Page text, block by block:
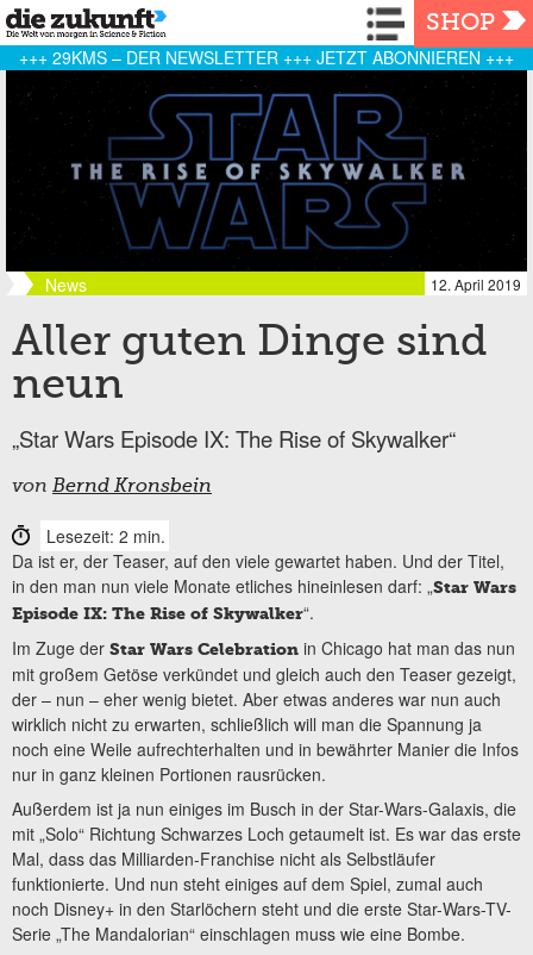
Navigation
SHOP
+++ 29KMS – DER NEWSLETTER +++ JETZT ABONNIEREN +++
News 12. April 2019
Aller guten Dinge sind
neun
„Star Wars Episode IX: The Rise of Skywalker“
von Bernd Kronsbein
Lesezeit: 2 min.
Da ist er, der Teaser, auf den viele gewartet haben. Und der Titel,
in den man nun viele Monate etliches hineinlesen darf: „Star Wars
Episode IX: The Rise of Skywalker“.
Im Zuge der Star Wars Celebration in Chicago hat man das nun
mit großem Getöse verkündet und gleich auch den Teaser gezeigt,
der – nun – eher wenig bietet. Aber etwas anderes war nun auch
wirklich nicht zu erwarten, schließlich will man die Spannung ja
noch eine Weile aufrechterhalten und in bewährter Manier die Infos
nur in ganz kleinen Portionen rausrücken.
Außerdem ist ja nun einiges im Busch in der Star-Wars-Galaxis, die
mit „Solo“ Richtung Schwarzes Loch getaumelt ist. Es war das erste
Mal, dass das Milliarden-Franchise nicht als Selbstläufer
funktionierte. Und nun steht einiges auf dem Spiel, zumal auch
noch Disney+ in den Starlöchern steht und die erste Star-Wars-TV-
Serie „The Mandalorian“ einschlagen muss wie eine Bombe.